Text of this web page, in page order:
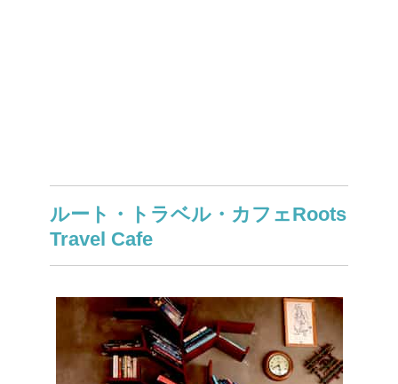
ルート・トラベル・カフェRoots
Travel Cafe